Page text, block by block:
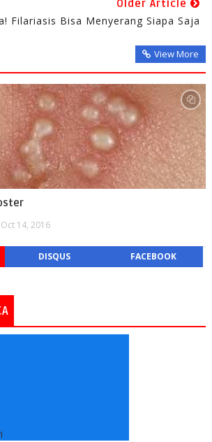
Older Article
Filariasis Bisa Menyerang Siapa Saja
View More
Oct 14, 2016
DISQUS FACEBOOK